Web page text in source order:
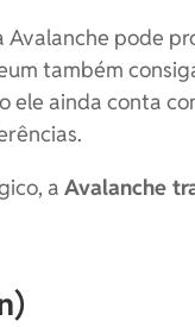
Avalanche pode
também
ele ainda conta
aAvalanche